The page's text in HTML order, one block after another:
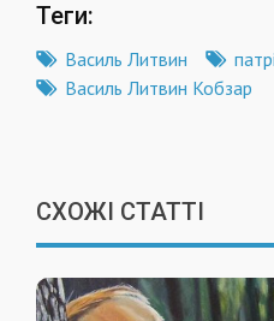
Теги:
Василь Литвин
Василь Литвин Кобзар
СХОЖІ СТАТТІ